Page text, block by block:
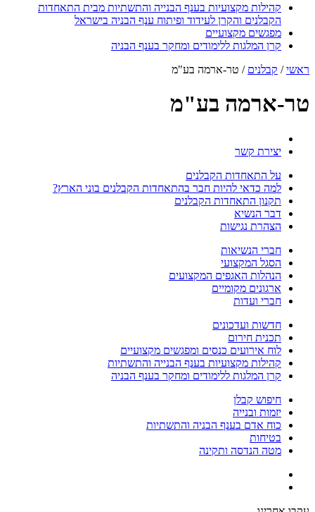
קהילות מקצועיות בענף הבנייה והתשתיות מבית התאחדות
הקבלנים והקרן לעידוד ופיתוח ענף הבניה בישראל
מפגשים מקצועיים
קרן המלגות ללימודים ומחקר בענף הבניה
ראשי/ קבלנים / טר-ארמה בע"מ
טר-ארמה בע"מ
יצירת קשר
על התאחדות הקבלנים
למה כדאי להיות חבר בהתאחדות הקבלנים בוני הארץ?
תקנון התאחדות הקבלנים
דבר הנשיא
הצהרת נגישות
חברי הנשיאות
הסגל המקצועי
הנהלות האגפים המקצועים
ארגונים מקומיים
חברי ועדות
חדשות ועדכונים
תכנית חירום
לוח אירועים כנסים ומפגשים מקצועיים
קהילות מקצועיות בענף הבנייה והתשתיות
קרן המלגות ללימודים ומחקר בענף הבניה
חיפוש קבלן
יזמות ובנייה
כוח אדם בענף הבניה והתשתיות
בטיחות
מטה הנדסה ותקינה